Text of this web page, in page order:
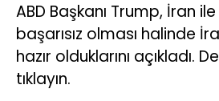
ABD Başkanı Trump, İran
başarısız olması halinde
hazır olduklarını açıkladı.
tıklayın.